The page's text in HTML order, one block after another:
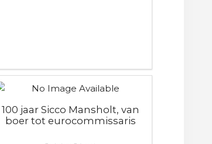
100 jaar Sicco Mansholt, van
boer tot eurocommissaris